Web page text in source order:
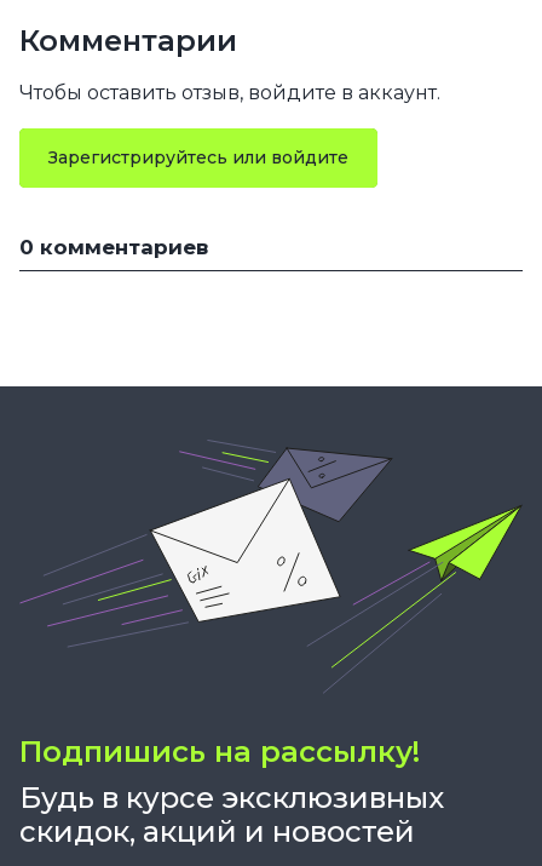
Комментарии
Чтобы оставить отзыв, войдите в аккаунт.
Зарегистрируйтесь или войдите
0 комментариев
Подпишись на рассылку!
Будь в курсе эксклюзивных
скидок, акций и новостей